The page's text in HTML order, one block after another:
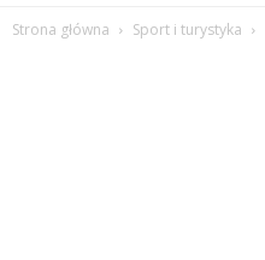
Strona główna Sport i turystyka